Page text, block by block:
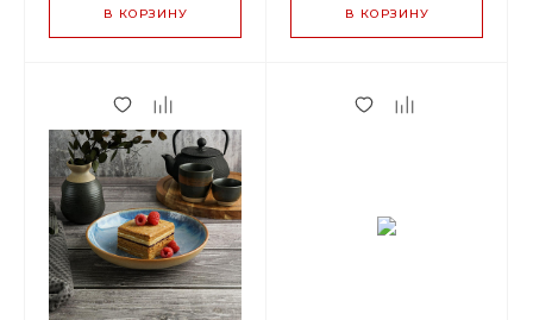
В КОРЗИНУ В КОРЗИНУ